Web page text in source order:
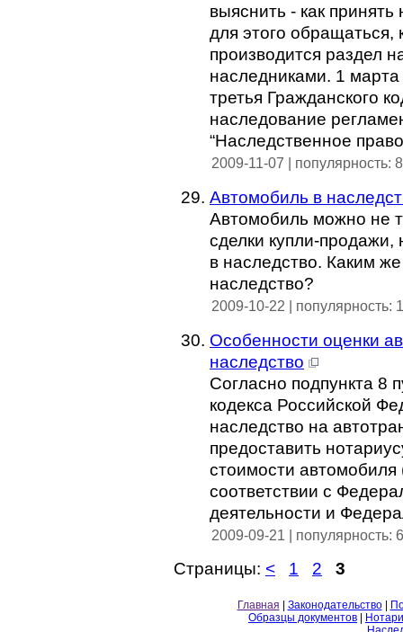
выяснить - как
для этого обращаться,
производится раздел
наследниками. 1
третья Гражданского
наследование
“Наследственное
2009-11-07 | популярность:
Автомобиль в
Автомобиль можно не
сделки купли-
в наследство. Каким
наследство?
2009-10-22 | популярность:
Особенности оценки
наследство
Согласно подпункта 8
кодекса Российской
наследство на
предоставить
стоимости
соответствии с
деятельности и
2009-09-21 | популярность:
Страницы: < 1 2 3
Главная Законодательство|
Образцы документов